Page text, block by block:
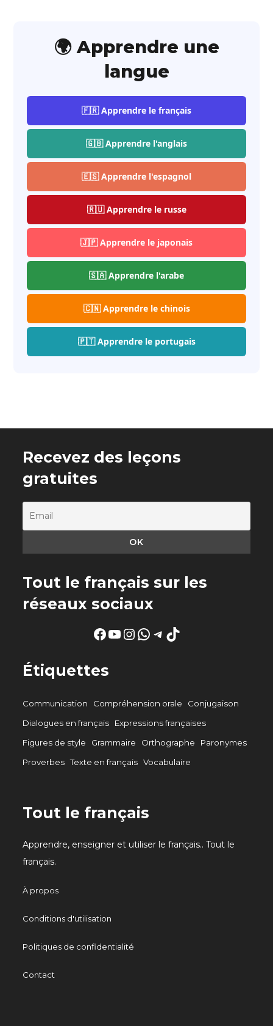
🌍 Apprendre une
langue
🇫🇷 Apprendre le français
🇬🇧 Apprendre l'anglais
🇪🇸 Apprendre l'espagnol
🇷🇺 Apprendre le russe
🇯🇵 Apprendre le japonais
🇸🇦 Apprendre l'arabe
🇨🇳 Apprendre le chinois
🇵🇹 Apprendre le portugais
Recevez des leçons
gratuites
Tout le français sur les
réseaux sociaux
Facebook
YouTube
Instagram
WhatsApp
Telegram
TikTok
Étiquettes
Communication Compréhension orale
Conjugaison
Dialogues en français
Expressions françaises
Figures de style
Grammaire Orthographe
Paronymes
Proverbes Texte en français Vocabulaire
Tout le français
Apprendre, enseigner et utiliser le français.. Tout le
français.
À propos
Conditions d'utilisation
Politiques de confidentialité
Contact